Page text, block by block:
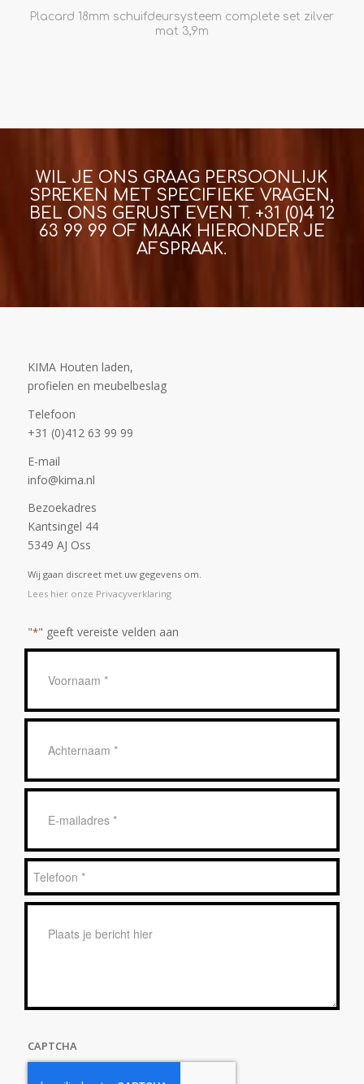
Placard 18mm schuifdeursysteem complete set zilver
mat 3,9m
WIL JE ONS GRAAG PERSOONLIJK
SPREKEN MET SPECIFIEKE VRAGEN,
BEL ONS GERUST EVEN T. +31 (0)4 12
63 99 99 OF MAAK HIERONDER JE
AFSPRAAK.
KIMA Houten laden,
profielen en meubelbeslag
Telefoon
+31 (0)412 63 99 99
E-mail
info@kima.nl
Bezoekadres
Kantsingel 44
5349 AJ Oss
Wij gaan discreet met uw gegevens om.
Lees hier onze Privacyverklaring
"*" geeft vereiste velden aan
mailadres
Telefoon
CAPTCHA